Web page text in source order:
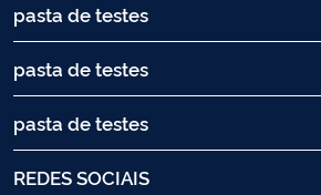
pasta de testes
pasta de testes
pasta de testes
REDES SOCIAIS